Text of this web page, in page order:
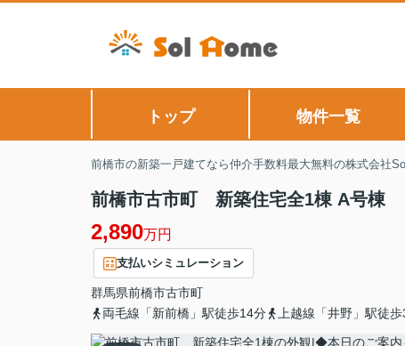
トップ 物件一覧
前橋市の新築一戸建てなら仲介手数料最大無料の株式会社
前橋市古市町 新築住宅全1棟 A号棟
2,890万円
支払いシミュレーション
群馬県前橋市古市町
両毛線「新前橋」駅徒歩14分
上越線「井野」駅徒